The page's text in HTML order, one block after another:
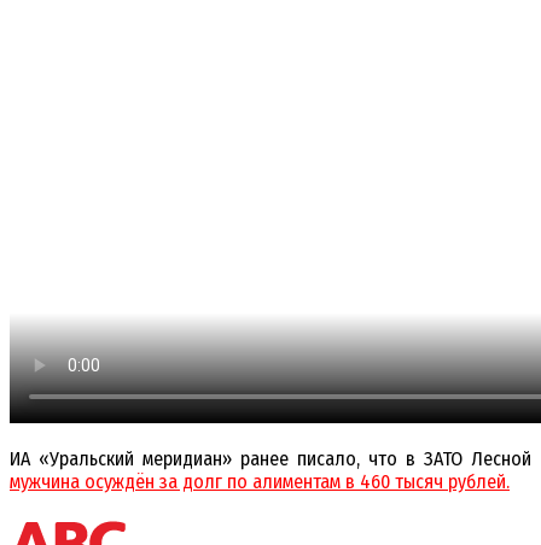
ИА «Уральский меридиан» ранее писало, что в ЗАТО Лесной
мужчина осуждён за долг по алиментам в 460 тысяч рублей.